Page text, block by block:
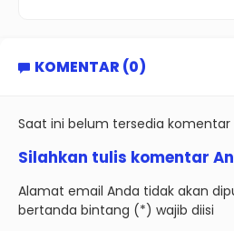
KOMENTAR (0)
Saat ini belum tersedia komentar
Silahkan tulis komentar
Alamat email Anda tidak akan
bertanda bintang (*) wajib diisi